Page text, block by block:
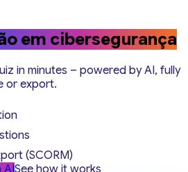
em cibersegurança
in minutes – powered by AI, fully
or export.
(SCORM)
AISee how it works